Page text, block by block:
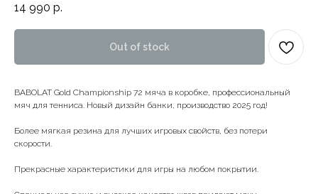
14 990 р.
Out of stock
BABOLAT Gold Championship 72 мяча в коробке, профессиональный
мяч для тенниса. Новый дизайн банки, производство 2025 год!
Более мягкая резина для лучших игровых свойств, без потери
скорости.
Прекрасные характеристики для игры на любом покрытии.